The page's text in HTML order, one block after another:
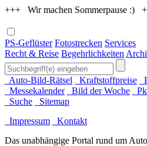
+++ Wir machen Sommerpause :)
PS-Geflüster Fotostrecken Services
Recht & Reise Begehrlichkeiten
Auto-Bild-Rätsel Kraftstoffpreise
Messekalender
Bild der Woche
Suche
Sitemap
Impressum
Kontakt
Das unabhängige Portal rund um